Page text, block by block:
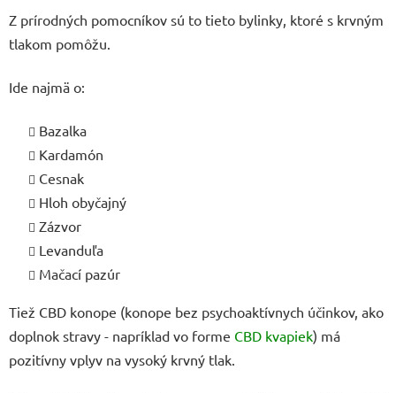
Z prírodných pomocníkov sú to tieto bylinky, ktoré s krvným
tlakom pomôžu.
Ide najmä o:
Bazalka
Kardamón
Cesnak
Hloh obyčajný
Zázvor
Levanduľa
Mačací pazúr
Tiež CBD konope (konope bez psychoaktívnych účinkov, ako
doplnok stravy - napríklad vo forme CBD kvapiek) má
pozitívny vplyv na vysoký krvný tlak.